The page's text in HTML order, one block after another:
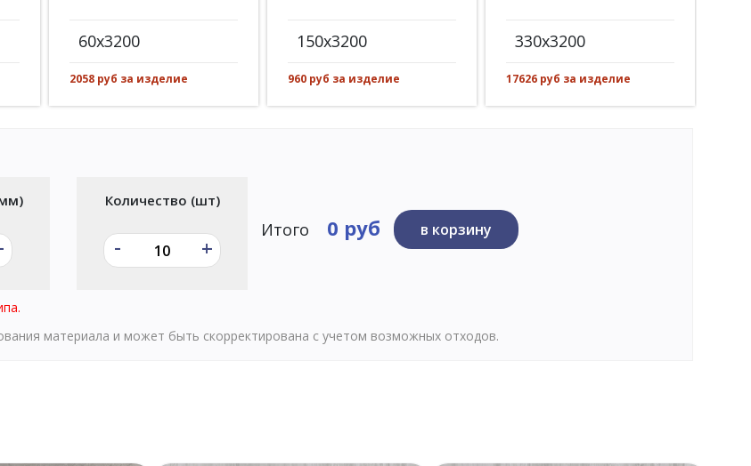
60x3200
2058 руб за изделие
150x3200
960 руб за изделие
330x3200
17626 руб за изделие
Количество (шт)
- +
Итого 0 руб в корзину
материала и может быть скорректирована с учетом возможных отходов.